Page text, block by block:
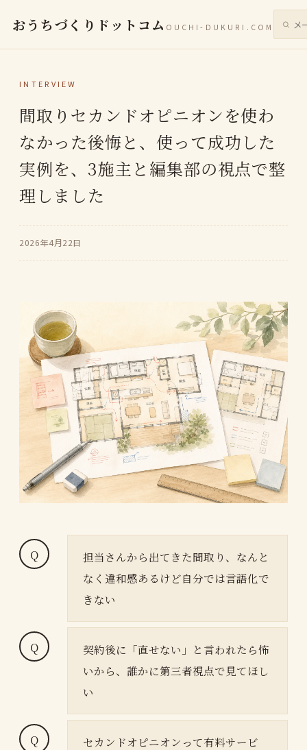
おうちづくりドットコム OUCHI-DUKURI.COM サイ
INTERVIEW
間取りセカンドオピニオンを使わ
なかった後悔と、使って成功した
実例を、3施主と編集部の視点で整
理しました
2026年4月22日
担当さんから出てきた間取り、なんと
なく違和感あるけど自分では言語化で
きない
契約後に「直せない」と言われたら怖
いから、誰かに第三者視点で見てほし
い
セカンドオピニオンって有料サービ